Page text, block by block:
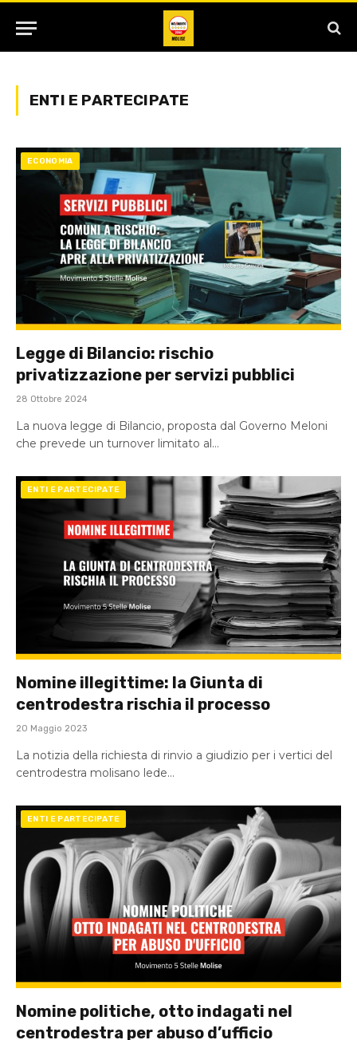
ENTI E PARTECIPATE
ECONOMIA
Legge di Bilancio: rischio
privatizzazione per servizi pubblici
28 Ottobre 2024
La nuova legge di Bilancio, proposta dal Governo Meloni
che prevede un turnover limitato al…
ENTI E PARTECIPATE
Nomine illegittime: la Giunta di
centrodestra rischia il processo
20 Maggio 2023
La notizia della richiesta di rinvio a giudizio per i vertici del
centrodestra molisano lede…
ENTI E PARTECIPATE
Nomine politiche, otto indagati nel
centrodestra per abuso d’ufficio